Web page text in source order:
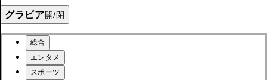
グラビア開/閉
総合
エンタメ
スポーツ